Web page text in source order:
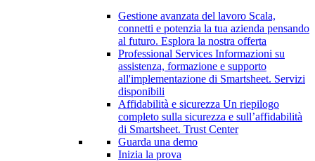
Gestione avanzata del lavoro Scala,
connetti e potenzia la tua azienda pensando
al futuro. Esplora la nostra offerta
Professional Services Informazioni su
assistenza, formazione e supporto
all'implementazione di Smartsheet. Servizi
disponibili
Affidabilità e sicurezza Un riepilogo
completo sulla sicurezza e sull’affidabilità
di Smartsheet. Trust Center
Guarda una demo
Inizia la prova